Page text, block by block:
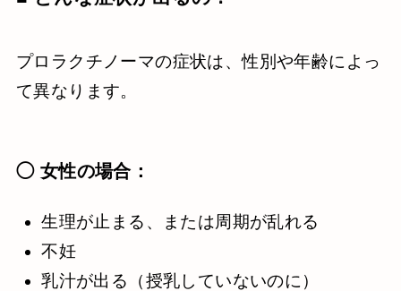
プロラクチノーマの症状は、性別や年齢によっ
て異なります。
◯ 女性の場合：
生理が止まる、または周期が乱れる
不妊
乳汁が出る（授乳していないのに）